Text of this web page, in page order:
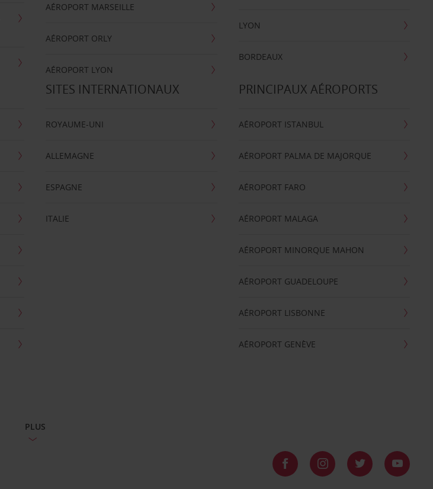
AÉROPORT MARSEILLE
AÉROPORT ORLY
AÉROPORT LYON
LYON
BORDEAUX
SITES INTERNATIONAUX
ROYAUME-UNI
ALLEMAGNE
ESPAGNE
ITALIE
PRINCIPAUX AÉROPORTS
AÉROPORT ISTANBUL
AÉROPORT PALMA DE MAJORQUE
AÉROPORT FARO
AÉROPORT MALAGA
AÉROPORT MINORQUE MAHON
AÉROPORT GUADELOUPE
AÉROPORT LISBONNE
AÉROPORT GENÈVE
PLUS